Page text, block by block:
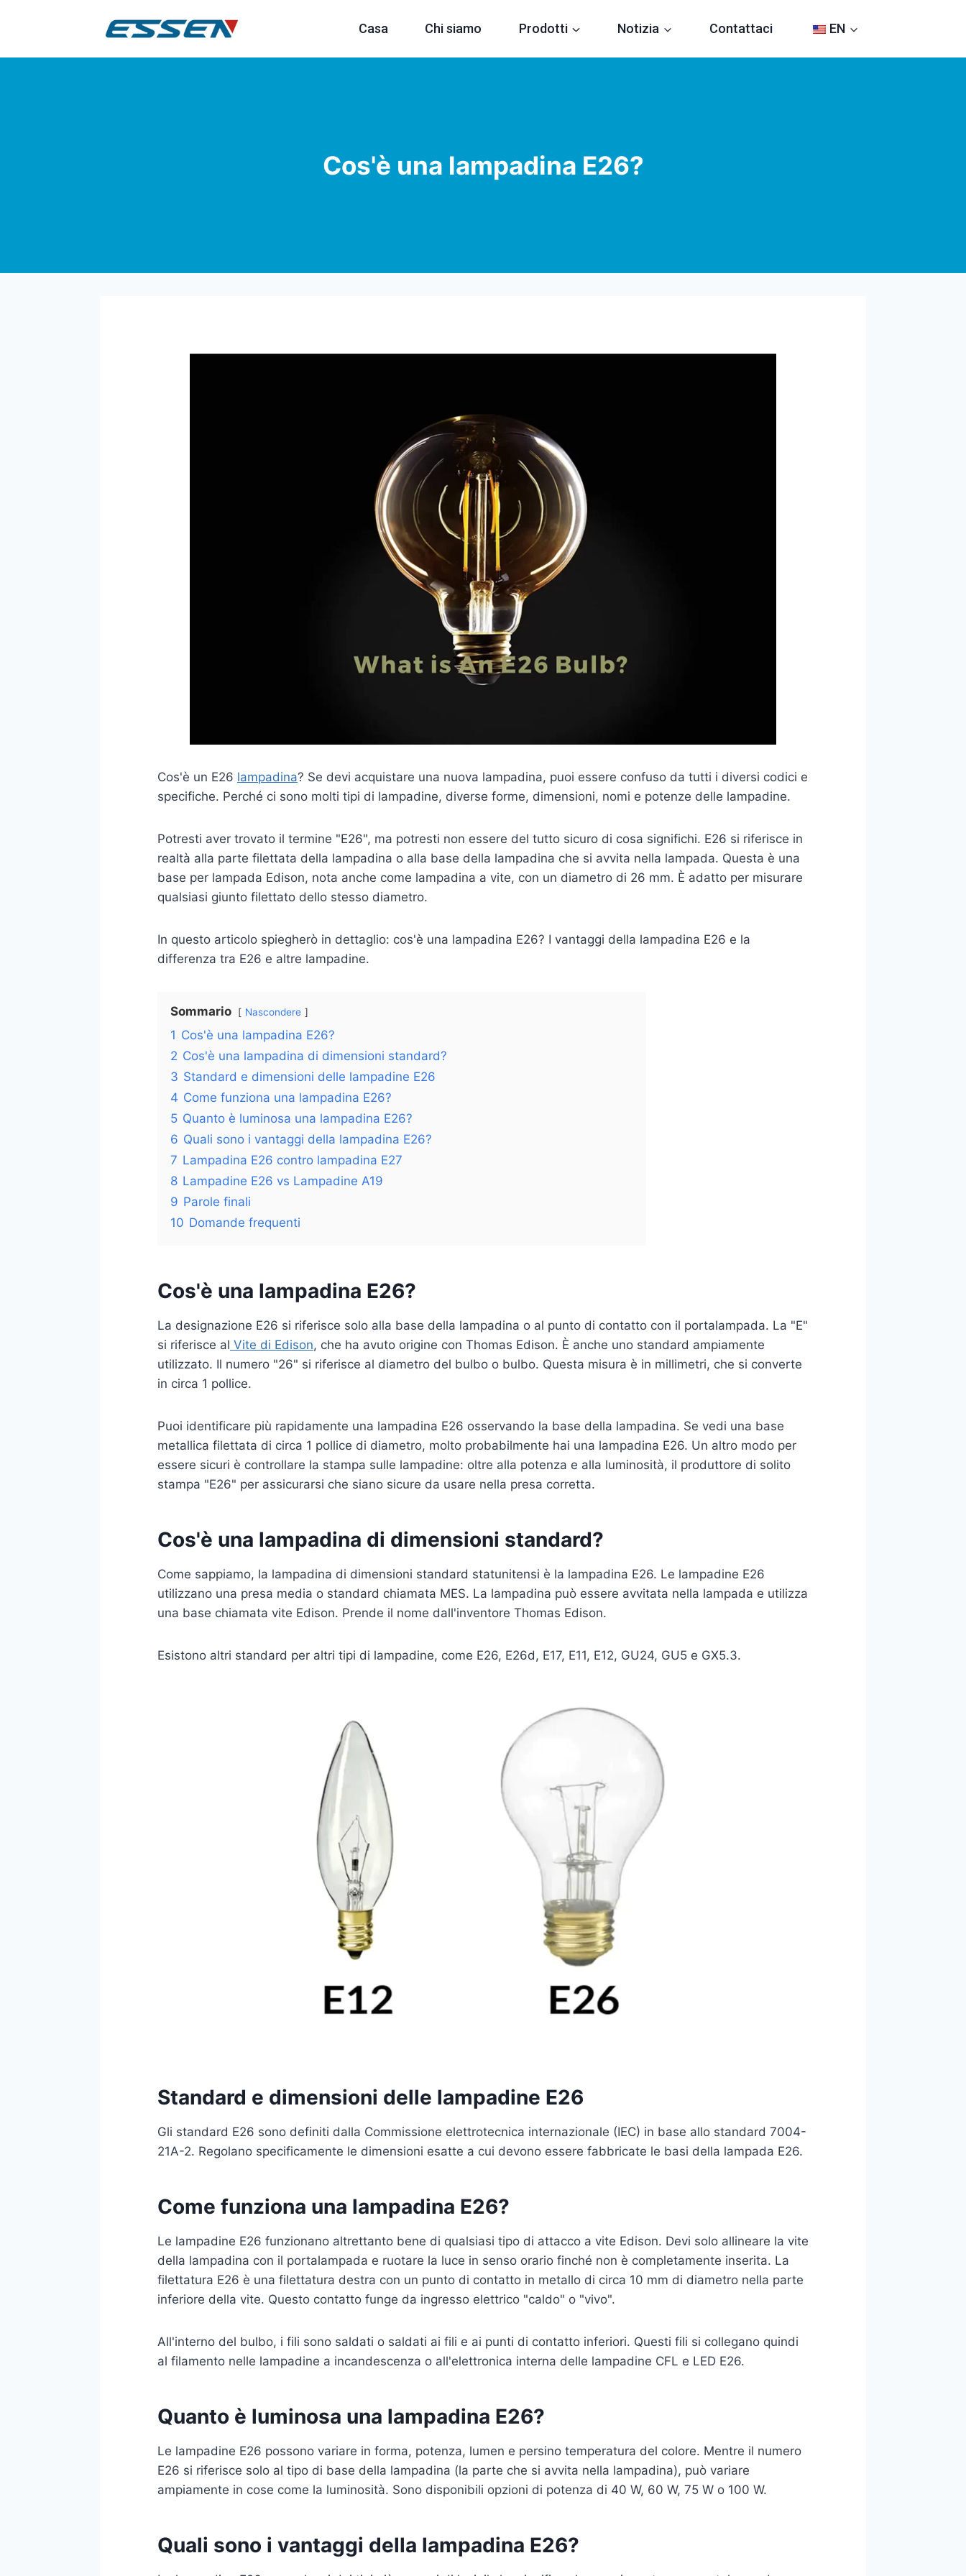
Casa Chi siamo Prodotti Notizia Contattaci EN
Cos'è una lampadina E26?
Cos'è un E26 lampadina? Se devi acquistare una nuova lampadina, puoi essere confuso da tutti i diversi codici e
specifiche. Perché ci sono molti tipi di lampadine, diverse forme, dimensioni, nomi e potenze delle lampadine.
Potresti aver trovato il termine "E26", ma potresti non essere del tutto sicuro di cosa significhi. E26 si riferisce in
realtà alla parte filettata della lampadina o alla base della lampadina che si avvita nella lampada. Questa è una
base per lampada Edison, nota anche come lampadina a vite, con un diametro di 26 mm. È adatto per misurare
qualsiasi giunto filettato dello stesso diametro.
In questo articolo spiegherò in dettaglio: cos'è una lampadina E26? I vantaggi della lampadina E26 e la
differenza tra E26 e altre lampadine.
Sommario Nascondere
1 Cos'è una lampadina E26?
2 Cos'è una lampadina di dimensioni standard?
3 Standard e dimensioni delle lampadine E26
4 Come funziona una lampadina E26?
5 Quanto è luminosa una lampadina E26?
6 Quali sono i vantaggi della lampadina E26?
7 Lampadina E26 contro lampadina E27
8 Lampadine E26 vs Lampadine A19
9 Parole finali
10 Domande frequenti
Cos'è una lampadina E26?
La designazione E26 si riferisce solo alla base della lampadina o al punto di contatto con il portalampada. La "E"
si riferisce al Vite di Edison, che ha avuto origine con Thomas Edison. È anche uno standard ampiamente
utilizzato. Il numero "26" si riferisce al diametro del bulbo o bulbo. Questa misura è in millimetri, che si converte
in circa 1 pollice.
Puoi identificare più rapidamente una lampadina E26 osservando la base della lampadina. Se vedi una base
metallica filettata di circa 1 pollice di diametro, molto probabilmente hai una lampadina E26. Un altro modo per
essere sicuri è controllare la stampa sulle lampadine: oltre alla potenza e alla luminosità, il produttore di solito
stampa "E26" per assicurarsi che siano sicure da usare nella presa corretta.
Cos'è una lampadina di dimensioni standard?
Come sappiamo, la lampadina di dimensioni standard statunitensi è la lampadina E26. Le lampadine E26
utilizzano una presa media o standard chiamata MES. La lampadina può essere avvitata nella lampada e utilizza
una base chiamata vite Edison. Prende il nome dall'inventore Thomas Edison.
Esistono altri standard per altri tipi di lampadine, come E26, E26d, E17, E11, E12, GU24, GU5 e GX5.3.
Standard e dimensioni delle lampadine E26
Gli standard E26 sono definiti dalla Commissione elettrotecnica internazionale (IEC) in base allo standard 7004-
21A-2. Regolano specificamente le dimensioni esatte a cui devono essere fabbricate le basi della lampada E26.
Come funziona una lampadina E26?
Le lampadine E26 funzionano altrettanto bene di qualsiasi tipo di attacco a vite Edison. Devi solo allineare la vite
della lampadina con il portalampada e ruotare la luce in senso orario finché non è completamente inserita. La
filettatura E26 è una filettatura destra con un punto di contatto in metallo di circa 10 mm di diametro nella parte
inferiore della vite. Questo contatto funge da ingresso elettrico "caldo" o "vivo".
All'interno del bulbo, i fili sono saldati o saldati ai fili e ai punti di contatto inferiori. Questi fili si collegano quindi
al filamento nelle lampadine a incandescenza o all'elettronica interna delle lampadine CFL e LED E26.
Quanto è luminosa una lampadina E26?
Le lampadine E26 possono variare in forma, potenza, lumen e persino temperatura del colore. Mentre il numero
E26 si riferisce solo al tipo di base della lampadina (la parte che si avvita nella lampadina), può variare
ampiamente in cose come la luminosità. Sono disponibili opzioni di potenza di 40 W, 60 W, 75 W o 100 W.
Quali sono i vantaggi della lampadina E26?